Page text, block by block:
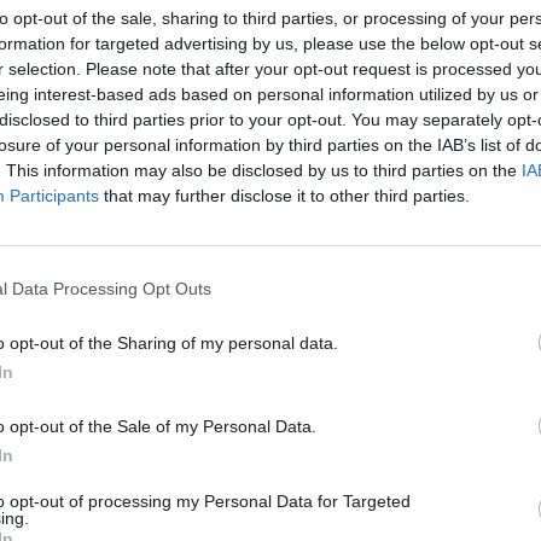
opt-out of the sale, sharing to third parties, or processing of your
for targeted advertising by us, please use the below opt-out
selection. Please note that after your opt-out request is processed
interest-based ads based on personal information utilized by us
to third parties prior to your opt-out. You may separately
of your personal information by third parties on the IAB’s list of
This information may also be disclosed by us to third parties on the
Participants that may further disclose it to other third parties.
Data Processing Opt Outs
opt-out of the Sharing of my personal data.
opt-out of the Sale of my Personal Data.
opt-out of processing my Personal Data for Targeted
από ξένο σώμα σε παιδιά από 1 έως 8 ετών :
το παιδί αναπνέει, ενθάρρυνε το να βήξει δυνατά.
το παιδί να σκύψει μπροστά και χτύπησε το με τη βάση
Οι συμπιέσεις στην κοιλιά επιτρέπονται από το
το παιδί χάσει τις αισθήσεις του και καταρρεύσει, έλεγξε
εφάρμοσε